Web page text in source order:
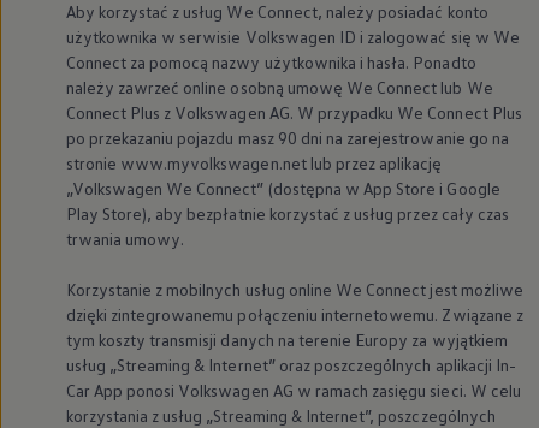
Aby korzystać z usług We Connect, należy posiadać konto
użytkownika w serwisie Volkswagen ID i zalogować się w We
Connect za pomocą nazwy użytkownika i hasła. Ponadto
należy zawrzeć online osobną umowę We Connect lub We
Connect Plus z Volkswagen AG. W przypadku We Connect Plus
po przekazaniu pojazdu masz 90 dni na zarejestrowanie go na
stronie www.myvolkswagen.net lub przez aplikację
„Volkswagen We Connect” (dostępna w App Store i Google
Play Store), aby bezpłatnie korzystać z usług przez cały czas
trwania umowy.
Korzystanie z mobilnych usług online We Connect jest możliwe
dzięki zintegrowanemu połączeniu internetowemu. Związane z
tym koszty transmisji danych na terenie Europy za wyjątkiem
usług „Streaming & Internet” oraz poszczególnych aplikacji In-
Car App ponosi Volkswagen AG w ramach zasięgu sieci. W celu
korzystania z usług „Streaming & Internet”, poszczególnych